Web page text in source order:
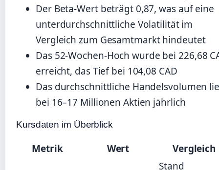
Der Beta-Wert beträgt 0,87, was auf eine
unterdurchschnittliche Volatilität im
Vergleich zum Gesamtmarkt hindeutet
Das 52-Wochen-Hoch wurde bei 226,68
erreicht, das Tief bei 104,08 CAD
Das durchschnittliche Handelsvolumen
bei 16–17 Millionen Aktien jährlich
Kursdaten im Überblick
Metrik Wert
Vergleich
Stand